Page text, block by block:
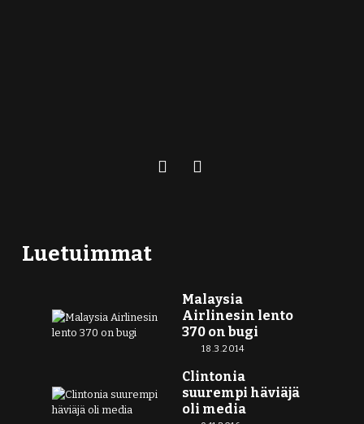
Luetuimmat
Malaysia
Airlinesin lento
370 on bugi
18.3.2014
Clintonia
suurempi häviäjä
oli media